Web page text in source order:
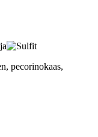
pecorinokaas,